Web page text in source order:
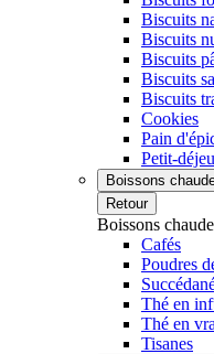
Biscuits
Biscuits
Biscuits
Biscuits
Biscuits
Cookies
Pain
Petit-
Boissons
Retour
Boissons
Cafés
Poudres
Thé en
Thé en
Tisanes